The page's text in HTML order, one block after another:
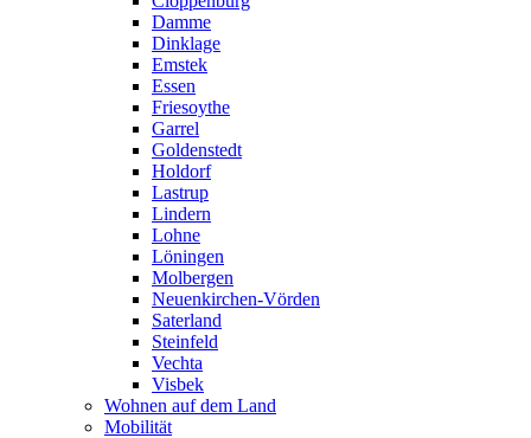
Damme
Dinklage
Emstek
Essen
Friesoythe
Garrel
Goldenstedt
Holdorf
Lastrup
Lindern
Lohne
Löningen
Molbergen
Neuenkirchen-Vörden
Saterland
Steinfeld
Vechta
Visbek
Wohnen auf dem Land
Mobilität